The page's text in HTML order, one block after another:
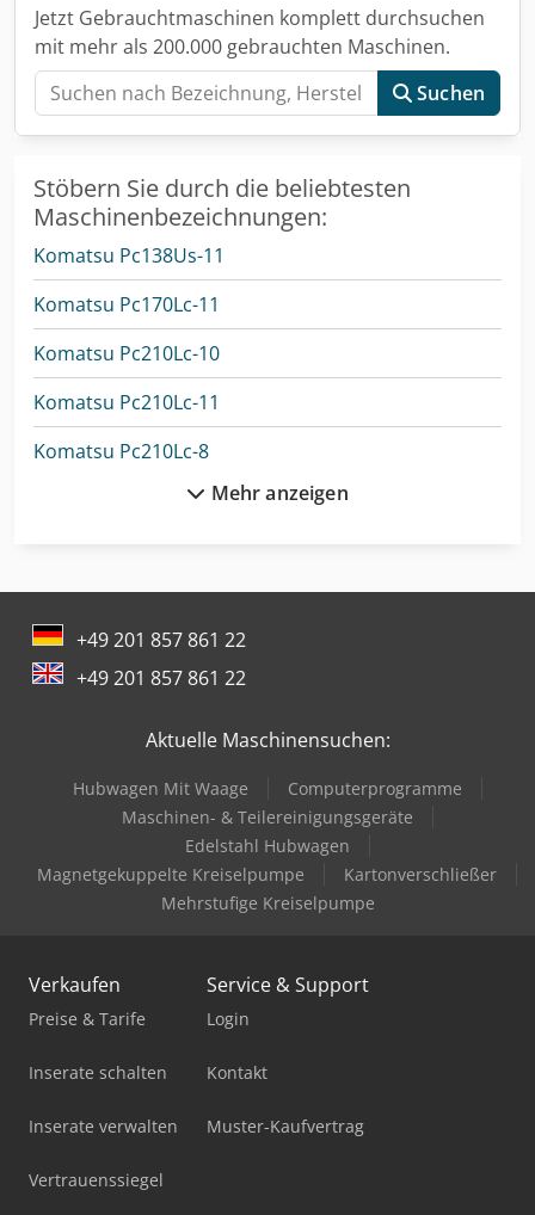
Jetzt Gebrauchtmaschinen komplett durchsuchen
mit mehr als 200.000 gebrauchten Maschinen.
Suchen
Stöbern Sie durch die beliebtesten
Maschinenbezeichnungen:
Komatsu Pc138Us-11
Komatsu Pc170Lc-11
Komatsu Pc210Lc-10
Komatsu Pc210Lc-11
Komatsu Pc210Lc-8
Komatsu Pc240Lc
Komatsu Pc240Nlc-10
Komatsu Pc24Mr-5
Komatsu Pc26Mr-3
Komatsu Pc290Lc-11
Komatsu Pc360Lc-11
Komatsu Pc450-7
Komatsu Pc490Lc-11
Komatsu Pw148-8
Komatsu Pw98Mr-8
Komatsu Wa100M-6
Komatsu Wa250-5
Mehr anzeigen
+49 201 857 861 22
+49 201 857 861 22
Aktuelle Maschinensuchen:
Hubwagen Mit Waage
Computerprogramme
Maschinen- & Teilereinigungsgeräte
Edelstahl Hubwagen
Magnetgekuppelte Kreiselpumpe
Kartonverschließer
Mehrstufige Kreiselpumpe
Verkaufen
Preise & Tarife
Inserate schalten
Inserate verwalten
Vertrauenssiegel
Service & Support
Login
Kontakt
Muster-Kaufvertrag